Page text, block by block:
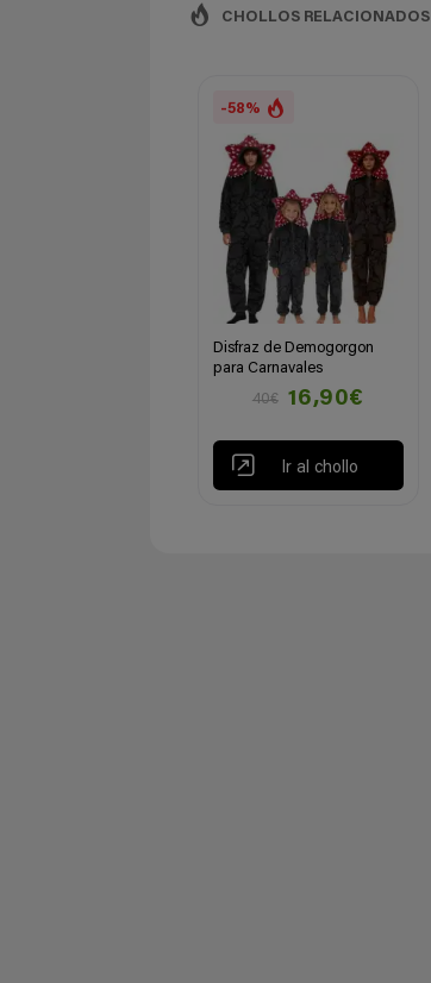
CHOLLOS RELACIONADOS
-58%
Disfraz de Demogorgon
para Carnavales
40€
16,90€
Ir al chollo